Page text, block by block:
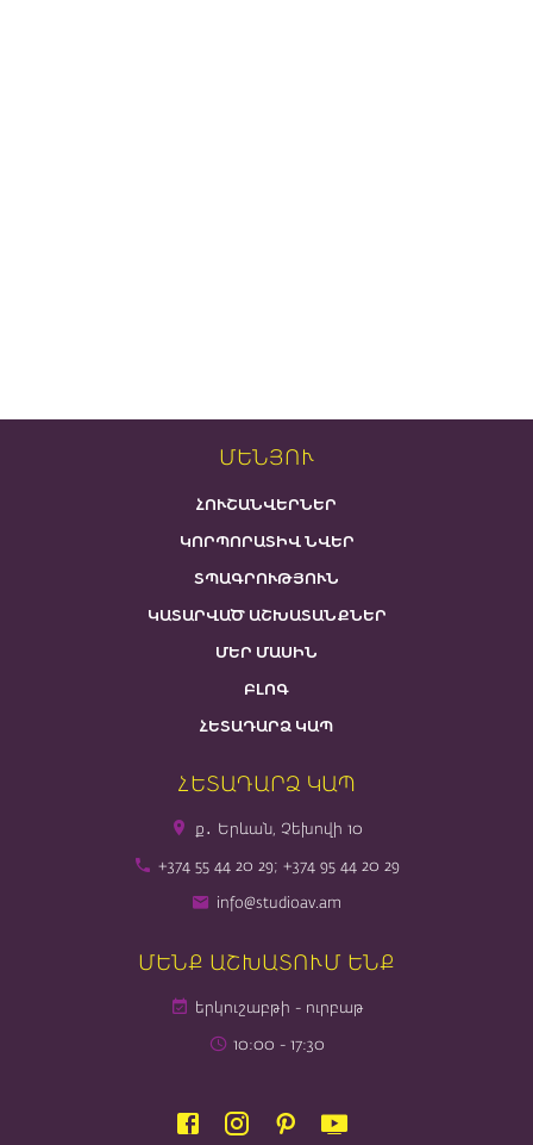
ՄԵՆՅՈՒ
ՀՈՒՇԱՆՎԵՐՆԵՐ
ԿՈՐՊՈՐԱՏԻՎ ՆՎԵՐ
ՏՊԱԳՐՈՒԹՅՈՒՆ
ԿԱՏԱՐՎԱԾ ԱՇԽԱՏԱՆՔՆԵՐ
ՄԵՐ ՄԱՍԻՆ
ԲԼՈԳ
ՀԵՏԱԴԱՐՁ ԿԱՊ
ՀԵՏԱԴԱՐՁ ԿԱՊ
ք․ Երևան, Չեխովի 10
+374 55 44 20 29; +374 95 44 20 29
info@studioav.am
ՄԵՆՔ ԱՇԽԱՏՈՒՄ ԵՆՔ
երկուշաբթի - ուրբաթ
10։00 - 17։30